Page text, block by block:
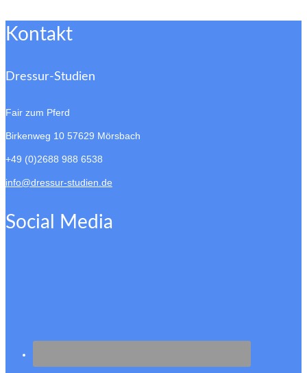
Kontakt
Dressur-Studien
Fair zum Pferd
Birkenweg 10 57629 Mörsbach
+49 (0)2688 988 6538
info@dressur-studien.de
Social Media